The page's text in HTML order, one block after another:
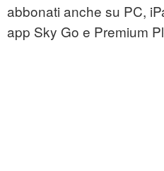
abbonati anche su PC,
app Sky Go e Premium